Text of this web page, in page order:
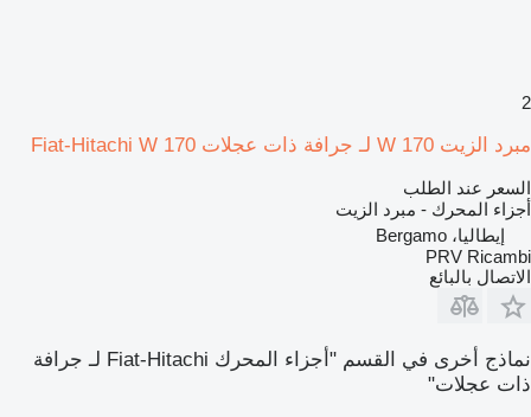
2
مبرد الزيت W 170 لـ جرافة ذات عجلات Fiat-Hitachi W 170
السعر عند الطلب
أجزاء المحرك - مبرد الزيت
إيطاليا، Bergamo
PRV Ricambi
الاتصال بالبائع
نماذج أخرى في القسم "أجزاء المحرك Fiat-Hitachi لـ جرافة
ذات عجلات"